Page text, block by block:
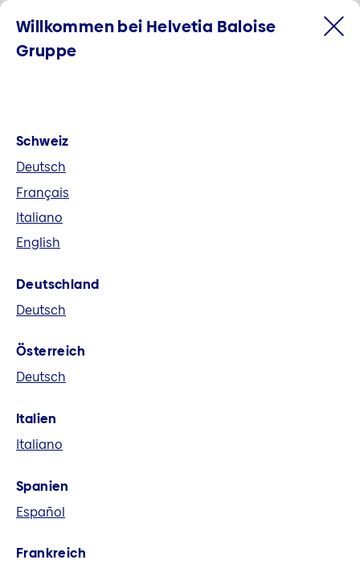
Willkommen bei der Helvetia
Baloise Gruppe
Allbranchenversicherer der Schweiz und
eine führende europäische
Märkten und global Versicherungs-,
Vorsorge- und Finanzlösungen an.
Willkommen bei Helvetia Baloise
Gruppe
Schweiz
Deutsch
Français
Italiano
English
Deutschland
Deutsch
Österreich
Deutsch
Italien
Italiano
Spanien
Español
Frankreich